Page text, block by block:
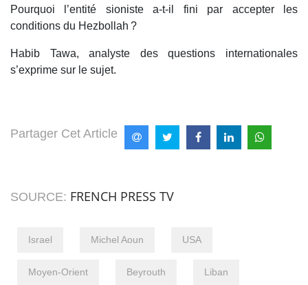
Pourquoi l’entité sioniste a-t-il fini par accepter les
conditions du Hezbollah ?
Habib Tawa, analyste des questions internationales
s’exprime sur le sujet.
Partager Cet Article
SOURCE: FRENCH PRESS TV
Israel Michel Aoun USA
Moyen-Orient Beyrouth Liban